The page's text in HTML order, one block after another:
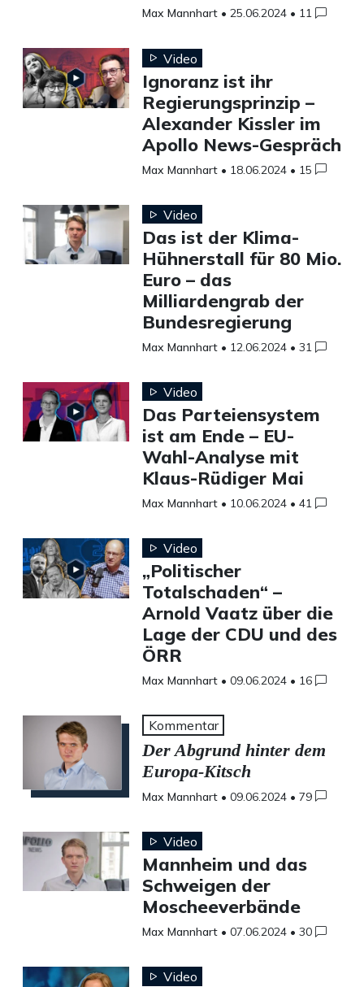
Max Mannhart • 25.06.2024 • 11
Video
Ignoranz ist ihr
Regierungsprinzip –
Alexander Kissler im
Apollo News-Gespräch
Max Mannhart • 18.06.2024 • 15
Video
Das ist der Klima-
Hühnerstall für 80 Mio.
Euro – das
Milliardengrab der
Bundesregierung
Max Mannhart • 12.06.2024 • 31
Video
Das Parteiensystem
ist am Ende – EU-
Wahl-Analyse mit
Klaus-Rüdiger Mai
Max Mannhart • 10.06.2024 • 41
Video
„Politischer
Totalschaden“ –
Arnold Vaatz über die
Lage der CDU und des
ÖRR
Max Mannhart • 09.06.2024 • 16
Kommentar
Der Abgrund hinter dem
Europa-Kitsch
Max Mannhart • 09.06.2024 • 79
Video
Mannheim und das
Schweigen der
Moscheeverbände
Max Mannhart • 07.06.2024 • 30
Video